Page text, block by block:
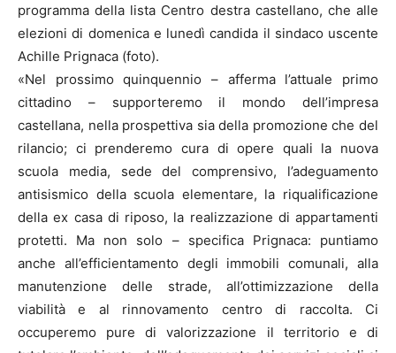
programma della lista Centro destra castellano, che alle
elezioni di domenica e lunedì candida il sindaco uscente
Achille Prignaca (foto).
«Nel prossimo quinquennio – afferma l’attuale primo
cittadino – supporteremo il mondo dell’impresa
castellana, nella prospettiva sia della promozione che del
rilancio; ci prenderemo cura di opere quali la nuova
scuola media, sede del comprensivo, l’adeguamento
antisismico della scuola elementare, la riqualificazione
della ex casa di riposo, la realizzazione di appartamenti
protetti. Ma non solo – specifica Prignaca: puntiamo
anche all’efficientamento degli immobili comunali, alla
manutenzione delle strade, all’ottimizzazione della
viabilità e al rinnovamento centro di raccolta. Ci
occuperemo pure di valorizzazione il territorio e di